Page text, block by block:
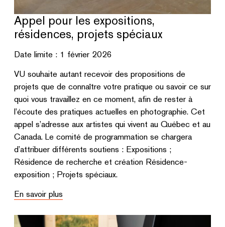
Appel pour les expositions,
résidences, projets spéciaux
Date limite : 1 février 2026
VU souhaite autant recevoir des propositions de
projets que de connaître votre pratique ou savoir ce sur
quoi vous travaillez en ce moment, afin de rester à
l’écoute des pratiques actuelles en photographie. Cet
appel s’adresse aux artistes qui vivent au Québec et au
Canada. Le comité de programmation se chargera
d’attribuer différents soutiens : Expositions ;
Résidence de recherche et création Résidence-
exposition ; Projets spéciaux.
En savoir plus